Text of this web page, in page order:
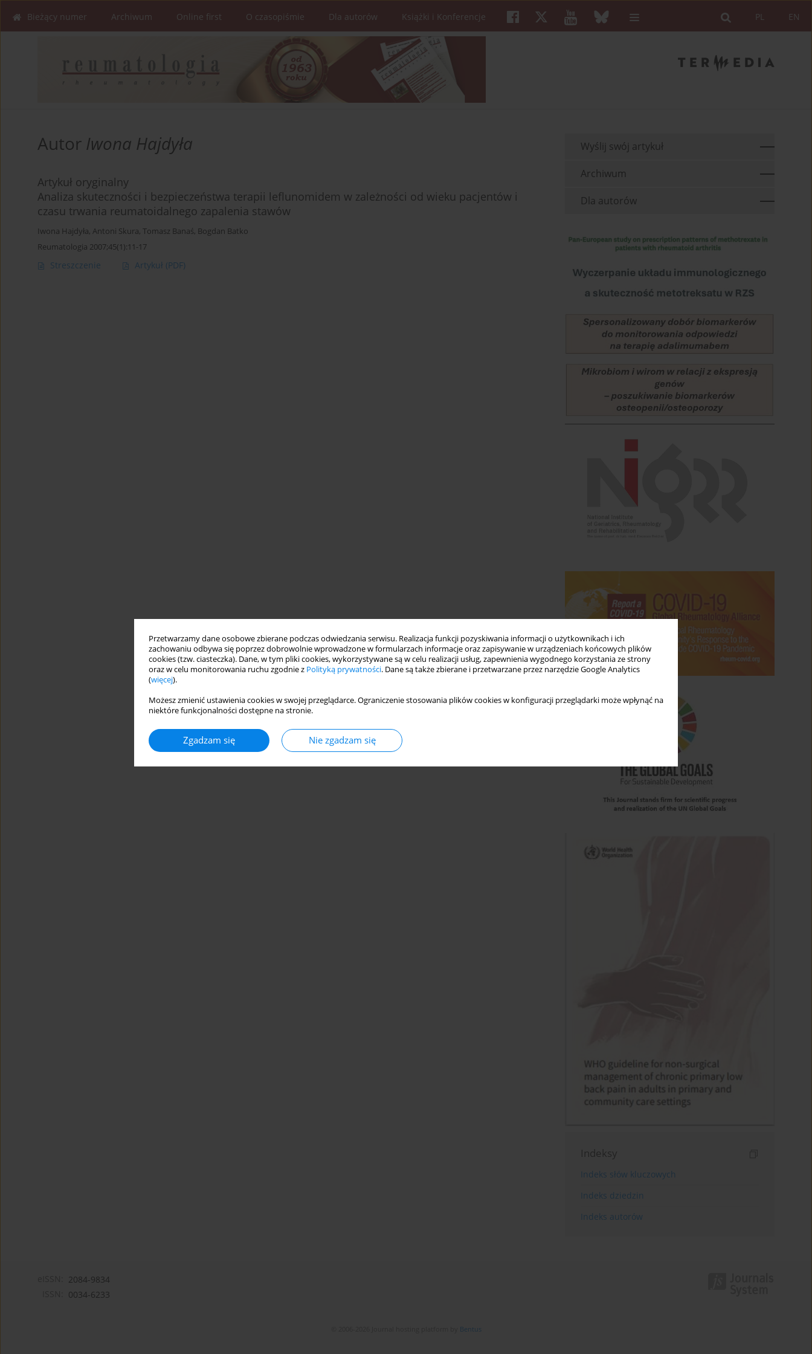
Przetwarzamy dane osobowe zbierane podczas odwiedzania serwisu. Realizacja funkcji pozyskiwania informacji o użytkownikach i ich
zachowaniu odbywa się poprzez dobrowolnie wprowadzone w formularzach informacje oraz zapisywanie w urządzeniach końcowych plików
cookies (tzw. ciasteczka). Dane, w tym pliki cookies, wykorzystywane są w celu realizacji usług, zapewnienia wygodnego korzystania ze strony
oraz w celu monitorowania ruchu zgodnie z Polityką prywatności. Dane są także zbierane i przetwarzane przez narzędzie Google Analytics
(więcej).
Możesz zmienić ustawienia cookies w swojej przeglądarce. Ograniczenie stosowania plików cookies w konfiguracji przeglądarki może wpłynąć na
niektóre funkcjonalności dostępne na stronie.
Zgadzam się Nie zgadzam się
EN
PL
Bieżący numer Archiwum Online first O czasopiśmie Dla autorów Książki i Konferencje
Autor Iwona Hajdyła
Artykuł oryginalny
Analiza skuteczności i bezpieczeństwa terapii leflunomidem w zależności od wieku pacjentów i
czasu trwania reumatoidalnego zapalenia stawów
Iwona Hajdyła, Antoni Skura, Tomasz Banaś, Bogdan Batko
Reumatologia 2007;45(1):11-17
Streszczenie Artykuł (PDF)
Wyślij swój artykuł
Archiwum
Dla autorów
Indeksy
Indeks słów kluczowych
Indeks dziedzin
Indeks autorów
2084-9834
0034-6233
Bentus